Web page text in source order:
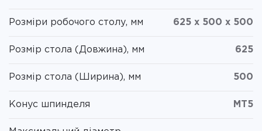
Розміри робочого столу, мм 625 x 500 x 500
Розмір стола (Довжина), мм 625
Розмір стола (Ширина), мм 500
Конус шпинделя MT5